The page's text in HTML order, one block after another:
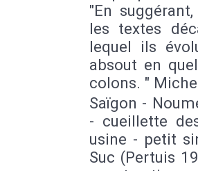
"En
les textes
lequel ils
absout en
colons. "
Saïgon -
- cueillette
usine - petit
Suc (Pertuis